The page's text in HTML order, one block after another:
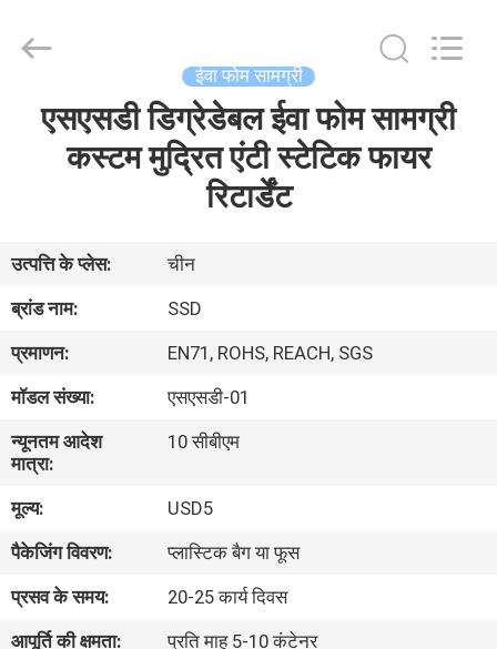
वीडियो
बारे
में
कारखाना
भ्रमण
गुणवत्ता
नियंत्रण
Rights
ईवा फोम सामग्री
एसएसडी डिग्रेडेबल ईवा फोम सामग्री
कस्टम मुद्रित एंटी स्टेटिक फायर
रिटार्डेंट
उत्पत्ति के प्लेस:
चीन
ब्रांड नाम:
SSD
प्रमाणन:
EN71, ROHS, REACH, SGS
मॉडल संख्या:
एसएसडी-01
न्यूनतम आदेश
मात्रा:
10 सीबीएम
मूल्य:
USD5
पैकेजिंग विवरण:
प्लास्टिक बैग या फूस
प्रसव के समय:
20-25 कार्य दिवस
आपूर्ति की क्षमता:
प्रति माह 5-10 कंटेनर